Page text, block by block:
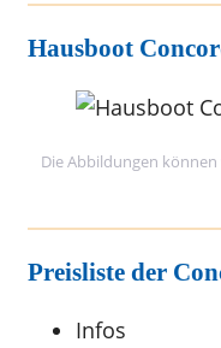
Hausboot
Die Abbildungen
Preisliste der
Infos